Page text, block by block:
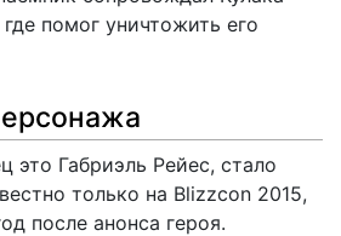
помог уничтожить его
это Габриэль Рейес, стало
только на Blizzcon 2015,
после анонса героя.